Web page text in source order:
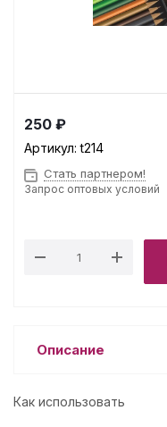
250 ₽
Артикул:t214
Стать партнером!
Запрос оптовых условий
Описание
Как использовать